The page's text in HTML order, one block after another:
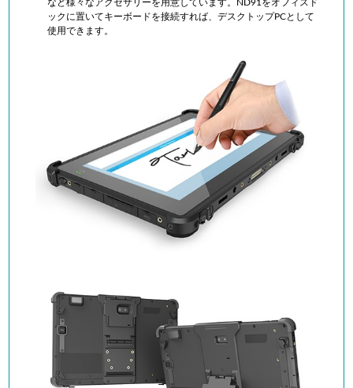
など様々なアクセサリーを用意しています。
ND91をオフィスド
ックに置いてキーボードを接続すれば、デスクトップPCとして
使用できます。